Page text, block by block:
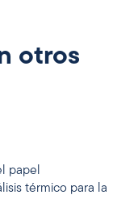
otros
papel
térmico para la